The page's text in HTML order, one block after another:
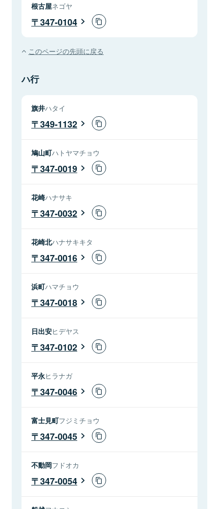
根古屋ネゴヤ
347-0104
このページの先頭に戻る
ハ行
旗井ハタイ
349-1132
鳩山町ハトヤマチョウ
347-0019
花崎ハナサキ
347-0032
花崎北ハナサキキタ
347-0016
浜町ハマチョウ
347-0018
日出安ヒデヤス
347-0102
平永ヒラナガ
347-0046
富士見町フジミチョウ
347-0045
不動岡フドオカ
347-0054